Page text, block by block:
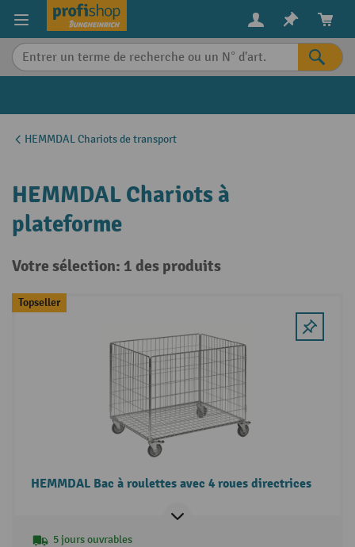
content
HEMMDAL Chariots de transport
HEMMDAL Chariots à
plateforme
Votre sélection: 1 des produits
Topseller
HEMMDAL Bac à roulettes avec 4 roues directrices
5 jours ouvrables